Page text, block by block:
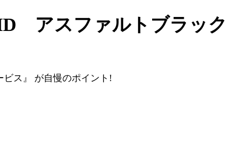
アスファルトブラッ
ビス』 が自慢のポイント!